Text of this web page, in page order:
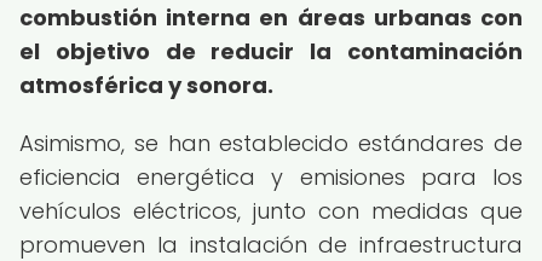
combustión interna en áreas urbanas con
el objetivo de reducir la contaminación
atmosférica y sonora.
Asimismo, se han establecido estándares de
eficiencia energética y emisiones para los
vehículos eléctricos, junto con medidas que
promueven la instalación de infraestructura